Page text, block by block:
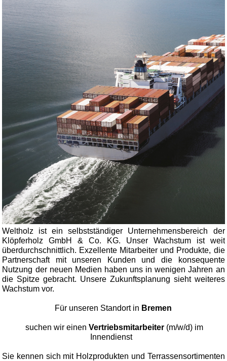
Weltholz ist ein selbstständiger Unternehmensbereich der
Klöpferholz GmbH & Co. KG. Unser Wachstum ist weit
überdurchschnittlich. Exzellente Mitarbeiter und Produkte, die
Partnerschaft mit unseren Kunden und die konsequente
Nutzung der neuen Medien haben uns in wenigen Jahren an
die Spitze gebracht. Unsere Zukunftsplanung sieht weiteres
Wachstum vor.
Für unseren Standort in Bremen
suchen wir einen Vertriebsmitarbeiter (m/w/d) im
Innendienst
Sie kennen sich mit Holzprodukten und Terrassensortimenten